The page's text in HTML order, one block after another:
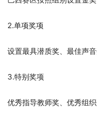
2.单项奖项
设置最具潜质奖、最佳声
3.特别奖项
优秀指导教师奖、优秀组织